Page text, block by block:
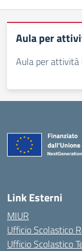
Aula per
Aula per attività
Link Esterni
MIUR
Ufficio Scolastico
Ufficio Scolastico